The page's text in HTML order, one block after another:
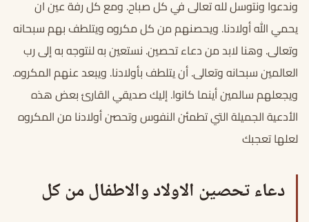
وندعوا ونتوسل لله تعالى في كل صباح. ومع كل رفة عين ان
يحمي الله أولادنا. ويحصنهم من كل مكروه ويتلطف بهم سبحانه
وتعالى. وهنا لابد من دعاء تحصين. نستعين به لنتوجه به إلى رب
العالمين سبحانه وتعالى. أن يتلطف بأولادنا. ويبعد عنهم المكروه.
ويجعلهم سالمين أينما كانوا. إليك صديقي القارئ بعض هذه
الأدعية الجميلة التي تطمئن النفوس وتحصن أولادنا من المكروه
لعلها تعجبك
دعاء تحصين الاولاد والاطفال من كل